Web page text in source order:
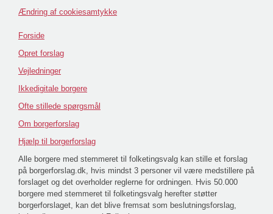
Ændring af cookiesamtykke
Forside
Opret forslag
Vejledninger
Ikkedigitale borgere
Ofte stillede spørgsmål
Om borgerforslag
Hjælp til borgerforslag
Alle borgere med stemmeret til folketingsvalg kan stille et forslag
på borgerforslag.dk, hvis mindst 3 personer vil være medstillere på
forslaget og det overholder reglerne for ordningen. Hvis 50.000
borgere med stemmeret til folketingsvalg herefter støtter
borgerforslaget, kan det blive fremsat som beslutningsforslag,